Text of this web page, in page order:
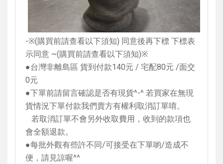
-※(購買前請查看以下須知) 同意後再下標 下標表
示同意 ~(購買前請查看以下須知)※
●台灣非離島區 貨到付款140元 / 宅配80元 /面交
0元
●下單前請留言確認是否有現貨^-^ 若買家在無現
貨情況下單付款我們賣方有權利取消訂單唷。
若取消訂單不會另外收取費用，收到的款項也
會全額退款。
●每批外觀有些許不同/可接受在下單喲/造成不
便，請見諒喔^^